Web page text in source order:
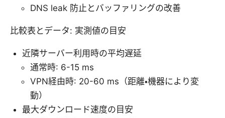
DNS leak 防止とバッファリングの改善
比較表とデータ: 実測値の目安
近隣サーバー利用時の平均遅延
通常時: 6-15 ms
VPN経由時: 20-60 ms（距離・機器により変
動）
最大ダウンロード速度の目安